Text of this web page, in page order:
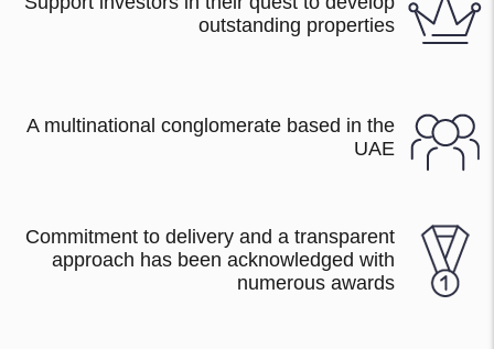
outstanding properties
A multinational conglomerate based in the
UAE
Commitment to delivery and a transparent
approach has been acknowledged with
numerous awards